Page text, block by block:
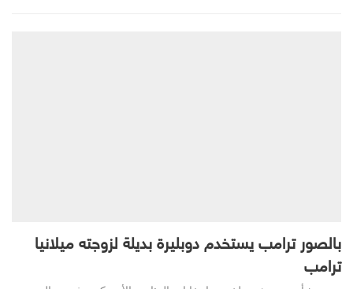
بالصور ترامب يستخدم دوبليرة بديلة لزوجته ميلانيا
ترامب